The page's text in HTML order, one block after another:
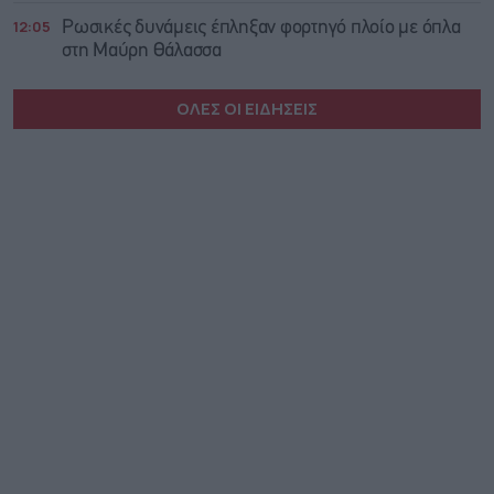
12:05
Ρωσικές δυνάμεις έπληξαν φορτηγό πλοίο με όπλα
στη Μαύρη Θάλασσα
ΟΛΕΣ ΟΙ ΕΙΔΗΣΕΙΣ